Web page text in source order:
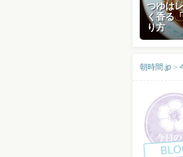
つゆは
く香る
り方
朝時間.jp >